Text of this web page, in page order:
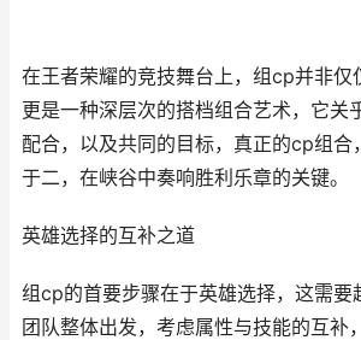
在王者荣耀的竞技舞台上，组cp并非仅
更是一种深层次的搭档组合艺术，它关
配合，以及共同的目标，真正的cp组合
于二，在峡谷中奏响胜利乐章的关键。
英雄选择的互补之道
组cp的首要步骤在于英雄选择，这需要
团队整体出发，考虑属性与技能的互补